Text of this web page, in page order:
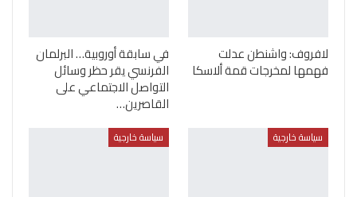
لافروف: واشنطن عدلت
فهمها لمخرجات قمة ألاسكا
في سابقة أوروبية… البرلمان
الفرنسي يقر حظر وسائل
التواصل الاجتماعي على
القاصرين…
سياسة خارجية سياسة خارجية